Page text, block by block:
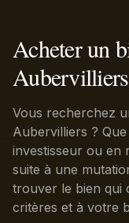
Acheter un
Aubervilliers
Vous recherchez
Aubervilliers ?
investisseur ou en
suite à une
trouver le bien qui
critères et à votre